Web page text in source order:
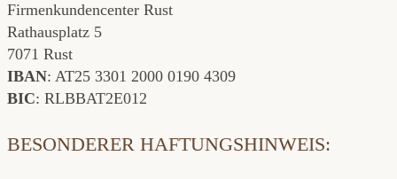
Firmenkundencenter Rust
Rathausplatz 5
7071 Rust
IBAN: AT25 3301 2000 0190 4309
BIC: RLBBAT2E012
BESONDERER HAFTUNGSHINWEIS: